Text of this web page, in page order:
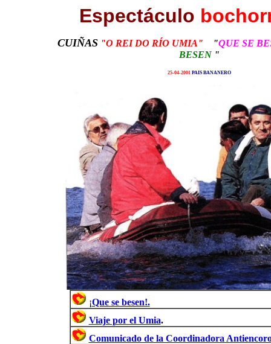
Espectáculo
CUIÑAS "O REI DO RÍO UMIA" "QUE SE
BESEN "
25-04-2001 PAIS BANANERO
¡Que se besen!.
Viaje por el Umia.
Comunicado de la Coordinadora